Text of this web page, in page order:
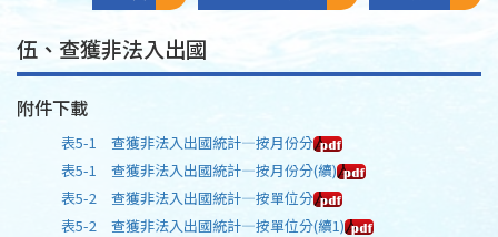
伍、查獲非法入出國
附件下載
表5-1 查獲非法入出國統計—按月份分
表5-1 查獲非法入出國統計—按月份分(續)
表5-2 查獲非法入出國統計—按單位分
表5-2 查獲非法入出國統計—按單位分(續1)